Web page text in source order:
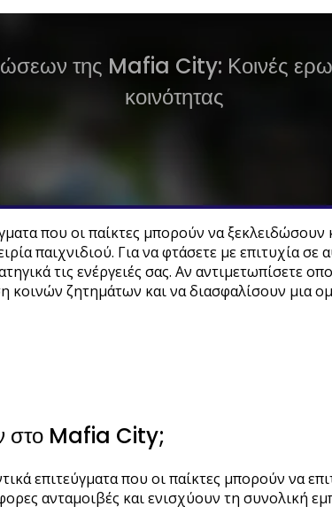
της Mafia City: Κοινές
κοινότητας
που οι παίκτες μπορούν να
παιχνιδιού. Για να φτάσετε με επιτυχία
τις ενέργειές σας. Αν
ζητημάτων και να διασφαλίσουν μια
στο Mafia City;
επιτεύγματα που οι παίκτες μπορούν να
ανταμοιβές και ενισχύουν τη συνολική